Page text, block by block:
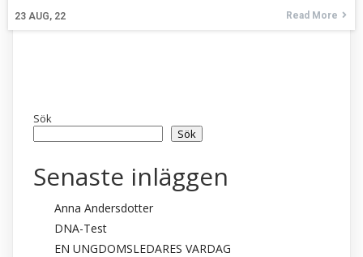
23 AUG, 22 Read More
Sök
Sök
Senaste inläggen
Anna Andersdotter
DNA-Test
EN UNGDOMSLEDARES VARDAG